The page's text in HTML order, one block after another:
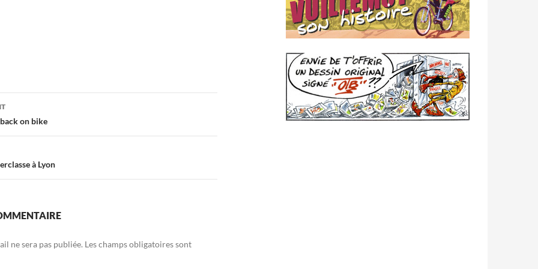
on bike
à Lyon
ne sera pas publiée. Les champs obligatoires sont